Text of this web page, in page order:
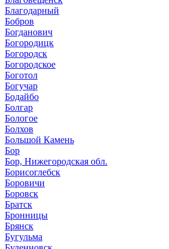
Благодарный
Бобров
Богданович
Богородицк
Богородск
Богородское
Боготол
Богучар
Бодайбо
Болгар
Бологое
Болхов
Большой Камень
Бор
Бор, Нижегородская обл.
Борисоглебск
Боровичи
Боровск
Братск
Бронницы
Брянск
Бугульма